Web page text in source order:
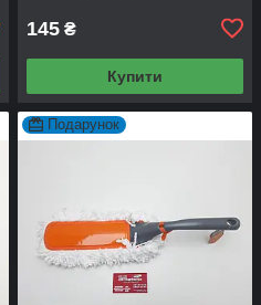
145 ₴
Купити
Подарунок